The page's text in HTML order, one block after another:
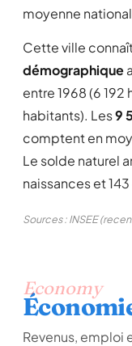
moyenne
Cette ville
démographique
entre 1968 (6
habitants). Les9
comptent en
Le solde naturel
naissances et
Sources : INSEE
Economy
Revenus, emploi